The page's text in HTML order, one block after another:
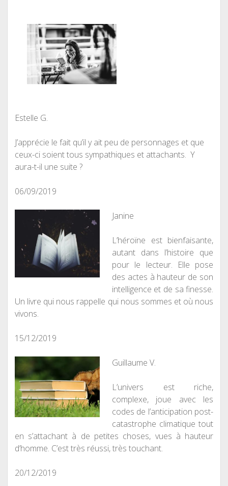
Estelle G.
J’apprécie le fait qu’il y ait peu de personnages et que
ceux-ci soient tous sympathiques et attachants. Y
aura-t-il une suite ?
06/09/2019
Janine
L’héroïne est bienfaisante,
autant dans l’histoire que
pour le lecteur. Elle pose
des actes à hauteur de son
intelligence et de sa finesse.
Un livre qui nous rappelle qui nous sommes et où nous
vivons.
15/12/2019
Guillaume V.
L’univers est riche,
complexe, joue avec les
codes de l’anticipation post-
catastrophe climatique tout
en s’attachant à de petites choses, vues à hauteur
d’homme. C’est très réussi, très touchant.
20/12/2019